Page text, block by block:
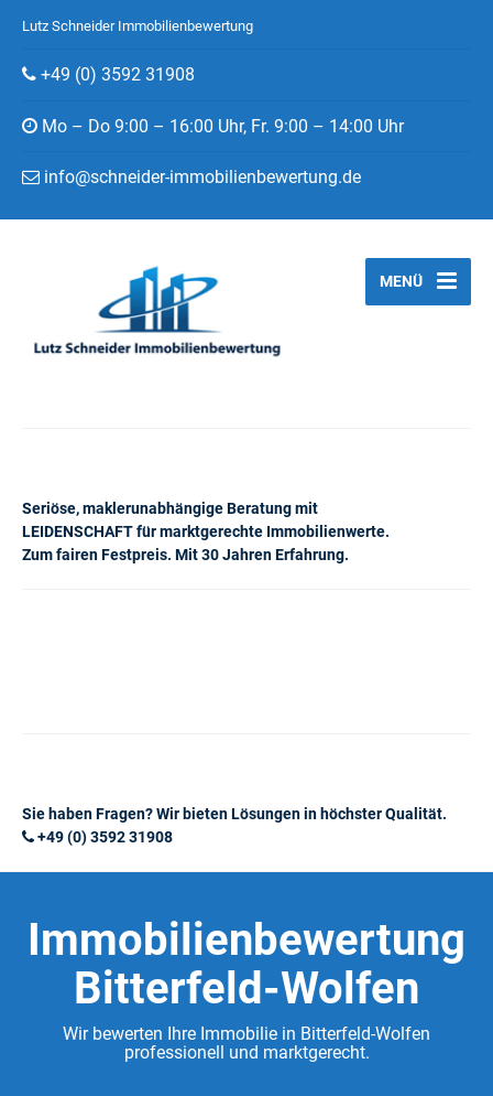
Lutz Schneider Immobilienbewertung
+49 (0) 3592 31908
Mo – Do 9:00 – 16:00 Uhr, Fr. 9:00 – 14:00 Uhr
info@schneider-immobilienbewertung.de
Seriöse, maklerunabhängige Beratung mit
LEIDENSCHAFT für marktgerechte Immobilienwerte.
Zum fairen Festpreis. Mit 30 Jahren Erfahrung.
MENÜ
Sie haben Fragen? Wir bieten Lösungen in höchster Qualität.
+49 (0) 3592 31908
Immobilienbewertung
Bitterfeld-Wolfen
Wir bewerten Ihre Immobilie in Bitterfeld-Wolfen
professionell und marktgerecht.